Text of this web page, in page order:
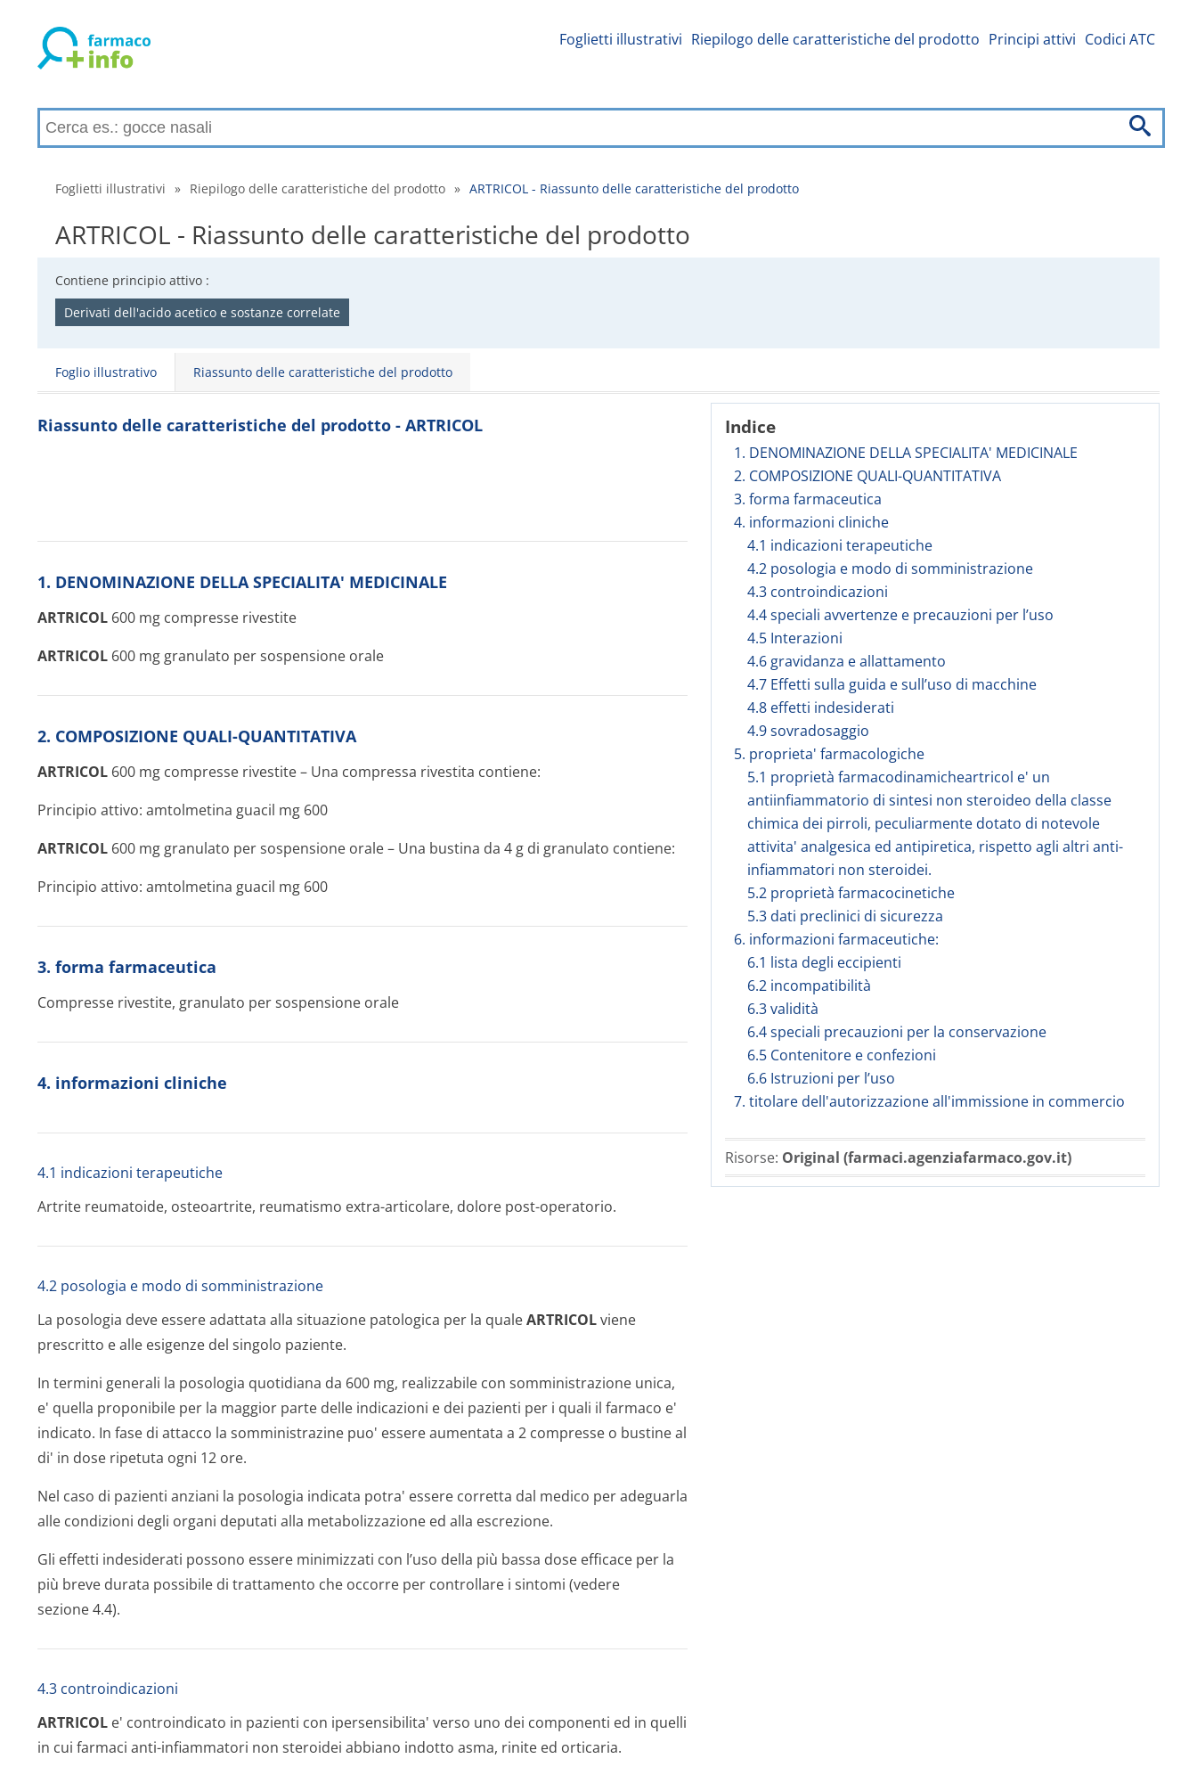
Foglietti illustrativi Riepilogo delle caratteristiche del prodotto Principi attivi Codici ATC
Foglietti illustrativi » Riepilogo delle caratteristiche del prodotto » ARTRICOL - Riassunto delle caratteristiche del prodotto
ARTRICOL - Riassunto delle caratteristiche del prodotto
Contiene principio attivo :
Derivati dell'acido acetico e sostanze correlate
Foglio illustrativo Riassunto delle caratteristiche del prodotto
Indice
1. DENOMINAZIONE DELLA SPECIALITA' MEDICINALE
2. COMPOSIZIONE QUALI-QUANTITATIVA
3. forma farmaceutica
4. informazioni cliniche
4.1 indicazioni terapeutiche
4.2 posologia e modo di somministrazione
4.3 controindicazioni
4.4 speciali avvertenze e precauzioni per l’uso
4.5 Interazioni
4.6 gravidanza e allattamento
4.7 Effetti sulla guida e sull’uso di macchine
4.8 effetti indesiderati
4.9 sovradosaggio
5. proprieta' farmacologiche
5.1 proprietà farmacodinamicheartricol e' un
antiinfiammatorio di sintesi non steroideo della classe
chimica dei pirroli, peculiarmente dotato di notevole
attivita' analgesica ed antipiretica, rispetto agli altri anti-
infiammatori non steroidei.
5.2 proprietà farmacocinetiche
5.3 dati preclinici di sicurezza
6. informazioni farmaceutiche:
6.1 lista degli eccipienti
6.2 incompatibilità
6.3 validità
6.4 speciali precauzioni per la conservazione
6.5 Contenitore e confezioni
6.6 Istruzioni per l’uso
7. titolare dell'autorizzazione all'immissione in commercio
Risorse: Original (farmaci.agenziafarmaco.gov.it)
Riassunto delle caratteristiche del prodotto - ARTRICOL
1. DENOMINAZIONE DELLA SPECIALITA' MEDICINALE
ARTRICOL 600 mg compresse rivestite
ARTRICOL 600 mg granulato per sospensione orale
2. COMPOSIZIONE QUALI-QUANTITATIVA
ARTRICOL 600 mg compresse rivestite – Una compressa rivestita contiene:
Principio attivo: amtolmetina guacil mg 600
ARTRICOL 600 mg granulato per sospensione orale – Una bustina da 4 g di granulato contiene:
Principio attivo: amtolmetina guacil mg 600
3. forma farmaceutica
Compresse rivestite, granulato per sospensione orale
4. informazioni cliniche
4.1 indicazioni terapeutiche
Artrite reumatoide, osteoartrite, reumatismo extra-articolare, dolore post-operatorio.
4.2 posologia e modo di somministrazione
La posologia deve essere adattata alla situazione patologica per la qualeARTRICOLviene
prescritto e alle esigenze del singolo paziente.
In termini generali la posologia quotidiana da 600 mg, realizzabile con somministrazione unica,
e' quella proponibile per la maggior parte delle indicazioni e dei pazienti per i quali il farmaco e'
indicato. In fase di attacco la somministrazine puo' essere aumentata a 2 compresse o bustine al
di' in dose ripetuta ogni 12 ore.
Nel caso di pazienti anziani la posologia indicata potra' essere corretta dal medico per adeguarla
alle condizioni degli organi deputati alla metabolizzazione ed alla escrezione.
Gli effetti indesiderati possono essere minimizzati con l’uso della più bassa dose efficace per la
più breve durata possibile di trattamento che occorre per controllare i sintomi (vedere
sezione 4.4).
4.3 controindicazioni
ARTRICOL e' controindicato in pazienti con ipersensibilita' verso uno dei componenti ed in quelli
in cui farmaci anti-infiammatori non steroidei abbiano indotto asma, rinite ed orticaria.